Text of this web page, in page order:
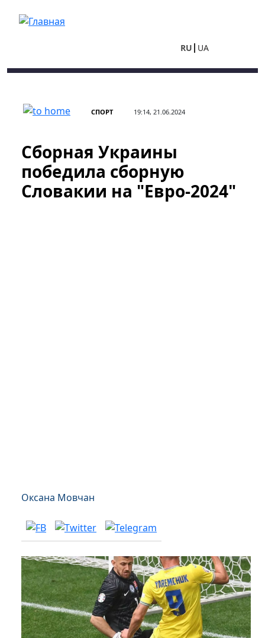
RU UA
СПОРТ 19:14, 21.06.2024
Сборная Украины
победила сборную
Словакии на "Евро-2024"
Оксана Мовчан